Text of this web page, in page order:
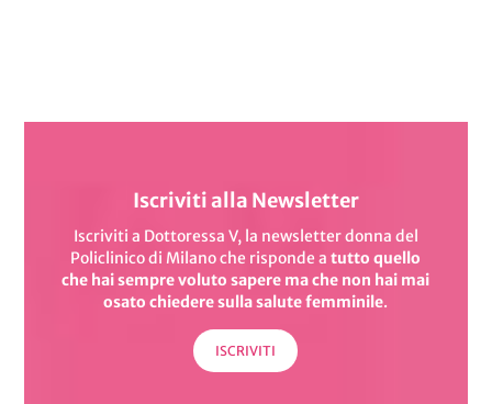
Iscriviti alla Newsletter
Iscriviti a Dottoressa V, la newsletter donna del
Policlinico di Milanoche risponde atutto quello
che hai sempre voluto sapere ma che non hai mai
osato chiedere sulla salute femminile.
ISCRIVITI